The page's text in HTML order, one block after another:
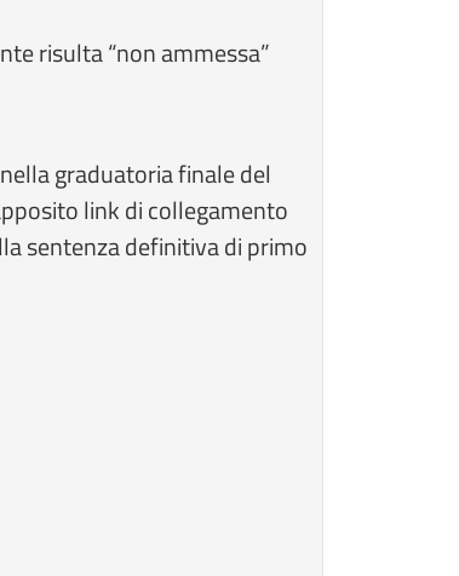
risulta “non ammessa”
graduatoria finale del
link di collegamento
sentenza definitiva di primo